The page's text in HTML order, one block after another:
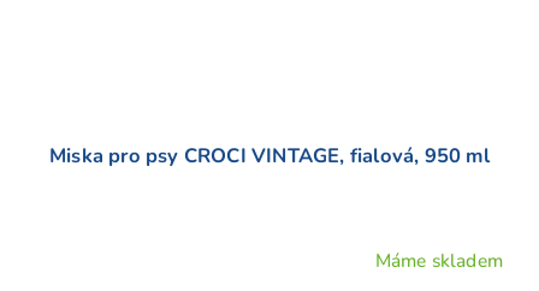
Miska pro psy CROCI VINTAGE, fialová, 950 ml
Máme skladem